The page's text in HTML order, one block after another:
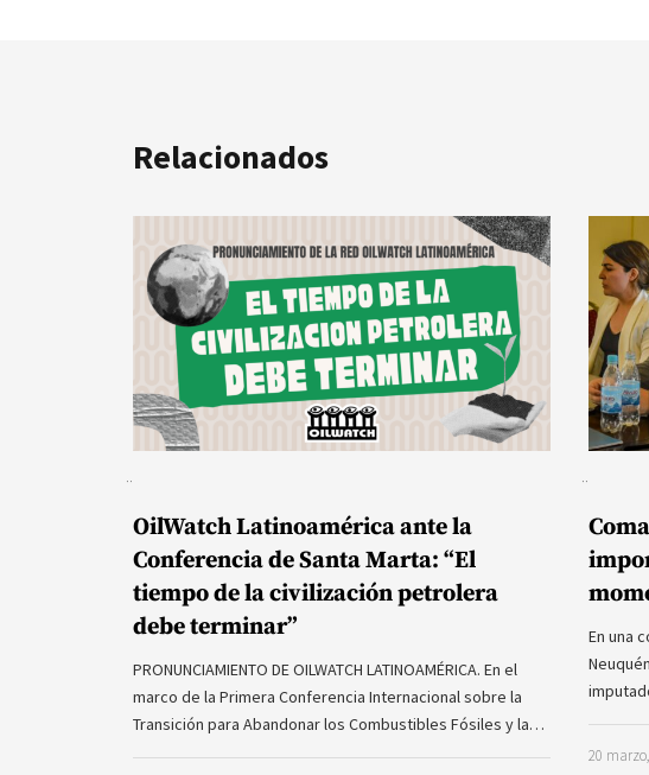
Relacionados
OilWatch Latinoamérica ante la
Conferencia de Santa Marta: “El
tiempo de la civilización petrolera
debe terminar”
PRONUNCIAMIENTO DE OILWATCH LATINOAMÉRICA. En el
marco de la Primera Conferencia Internacional sobre la
Transición para Abandonar los Combustibles Fósiles y la…
En una
20